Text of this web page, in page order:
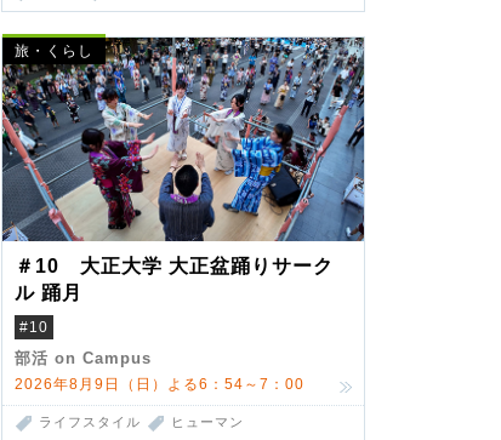
旅・くらし
＃10 大正大学 大正盆踊りサーク
ル 踊月
#10
部活 on Campus
2026年8月9日（日）よる6：54～7：00
ライフスタイル ヒューマン